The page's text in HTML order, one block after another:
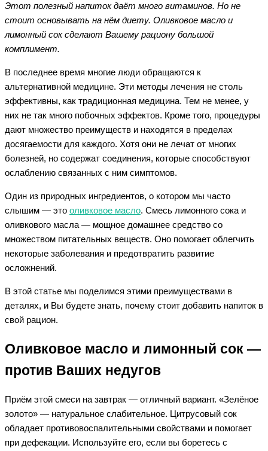
Этот полезный напиток даёт много витаминов. Но не
стоит основывать на нём диету. Оливковое масло и
лимонный сок сделают Вашему рациону большой
комплимент.
В последнее время многие люди обращаются к
альтернативной медицине. Эти методы лечения не столь
эффективны, как традиционная медицина. Тем не менее, у
них не так много побочных эффектов. Кроме того, процедуры
дают множество преимуществ и находятся в пределах
досягаемости для каждого. Хотя они не лечат от многих
болезней, но содержат соединения, которые способствуют
ослаблению связанных с ним симптомов.
Один из природных ингредиентов, о котором мы часто
слышим — это оливковое масло. Смесь лимонного сока и
оливкового масла — мощное домашнее средство со
множеством питательных веществ. Оно помогает облегчить
некоторые заболевания и предотвратить развитие
осложнений.
В этой статье мы поделимся этими преимуществами в
деталях, и Вы будете знать, почему стоит добавить напиток в
свой рацион.
Оливковое масло и лимонный сок —
против Ваших недугов
Приём этой смеси на завтрак — отличный вариант. «Зелёное
золото» — натуральное слабительное. Цитрусовый сок
обладает противовоспалительными свойствами и помогает
при дефекации. Используйте его, если вы боретесь с